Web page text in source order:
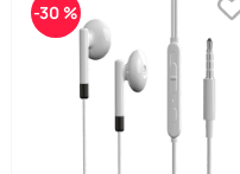
-30 %